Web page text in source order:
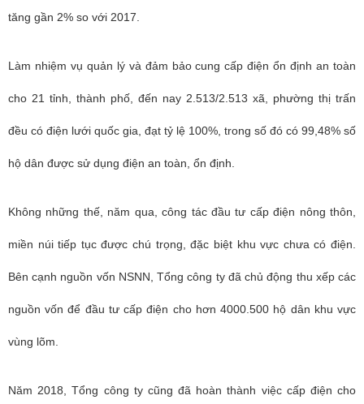
tăng gần 2% so với 2017.
Làm nhiệm vụ quản lý và đảm bảo cung cấp điện ổn định an toàn
cho 21 tỉnh, thành phố, đến nay 2.513/2.513 xã, phường thị trấn
đều có điện lưới quốc gia, đạt tỷ lệ 100%, trong số đó có 99,48% số
hộ dân được sử dụng điện an toàn, ổn định.
Không những thế, năm qua, công tác đầu tư cấp điện nông thôn,
miền núi tiếp tục được chú trọng, đặc biệt khu vực chưa có điện.
Bên cạnh nguồn vốn NSNN, Tổng công ty đã chủ động thu xếp các
nguồn vốn để đầu tư cấp điện cho hơn 4000.500 hộ dân khu vực
vùng lõm.
Năm 2018, Tổng công ty cũng đã hoàn thành việc cấp điện cho